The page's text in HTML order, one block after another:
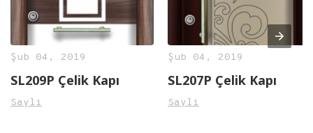
Şub 04, 2019
SL209P Çelik Kapı
Sayli
Şub 04, 2019
SL207P Çelik Kapı
Sayli